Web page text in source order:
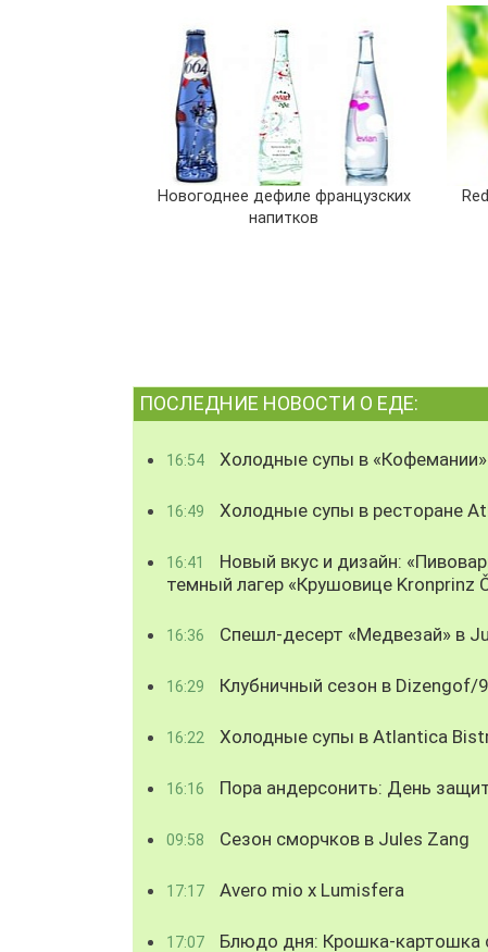
Новогоднее дефиле французских
напитков
ПОСЛЕДНИЕ НОВОСТИ О ЕДЕ:
16:54 Холодные супы в «Кофемании»
16:49 Холодные супы в ресторане
16:41
Новый вкус и дизайн:
темный лагер «Крушовице Kronprinz
16:36 Спешл-десерт «Медвезай» в
16:29 Клубничный сезон в Dizengof/
16:22 Холодные супы в Atlantica
16:16 Пора андерсонить: День
09:58 Сезон сморчков в Jules Zang
17:17 Avero mio x Lumisfera
17:07 Блюдо дня: Крошка-картошка